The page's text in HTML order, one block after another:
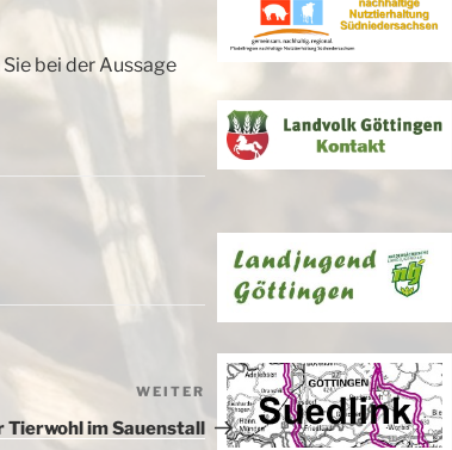
bei der Aussage
Nächster
Beitrag
WEITER
im Sauenstall